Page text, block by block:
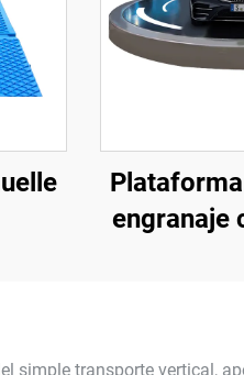
engranaje
simple transporte vertical,